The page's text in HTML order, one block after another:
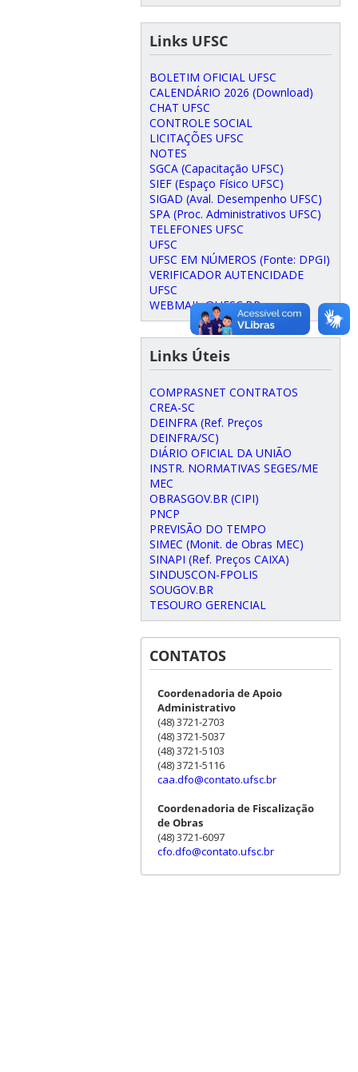
Links UFSC
BOLETIM OFICIAL UFSC
CALENDÁRIO 2026 (Download)
CHAT UFSC
CONTROLE SOCIAL
LICITAÇÕES UFSC
NOTES
SGCA (Capacitação UFSC)
SIEF (Espaço Físico UFSC)
SIGAD (Aval. Desempenho UFSC)
SPA (Proc. Administrativos UFSC)
TELEFONES UFSC
UFSC
UFSC EM NÚMEROS (Fonte: DPGI)
VERIFICADOR AUTENCIDADE
UFSC
WEBMAIL @UFSC.BR
Links Úteis
COMPRASNET CONTRATOS
CREA-SC
DEINFRA (Ref. Preços
DEINFRA/SC)
DIÁRIO OFICIAL DA UNIÃO
INSTR. NORMATIVAS SEGES/ME
MEC
OBRASGOV.BR (CIPI)
PNCP
PREVISÃO DO TEMPO
SIMEC (Monit. de Obras MEC)
SINAPI (Ref. Preços CAIXA)
SINDUSCON-FPOLIS
SOUGOV.BR
TESOURO GERENCIAL
CONTATOS
Coordenadoria de Apoio
Administrativo
(48) 3721-2703
(48) 3721-5037
(48) 3721-5103
(48) 3721-5116
caa.dfo@contato.ufsc.br
Coordenadoria de Fiscalização
de Obras
(48) 3721-6097
cfo.dfo@contato.ufsc.br